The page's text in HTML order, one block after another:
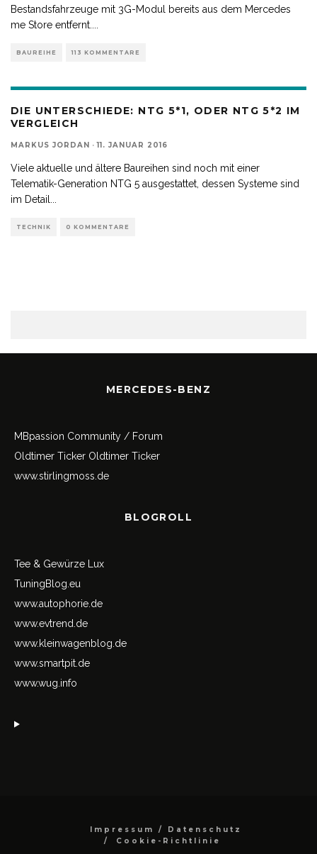
Bestandsfahrzeuge mit 3G-Modul bereits aus dem Mercedes
me Store entfernt.
BAUREIHE 113 KOMMENTARE
DIE UNTERSCHIEDE: NTG 5*1, ODER NTG 5*2 IM
VERGLEICH
MARKUS JORDAN · 11. JANUAR 2016
Viele aktuelle und ältere Baureihen sind noch mit einer
Telematik-Generation NTG 5 ausgestattet, dessen Systeme sind
im Detail
TECHNIK 0 KOMMENTARE
MERCEDES-BENZ
MBpassion Community / Forum
Oldtimer Ticker Oldtimer Ticker
www.stirlingmoss.de
BLOGROLL
Tee & Gewürze Lux
TuningBlog.eu
www.autophorie.de
www.evtrend.de
www.kleinwagenblog.de
www.smartpit.de
www.wug.info
Impressum / Datenschutz
Cookie-Richtlinie